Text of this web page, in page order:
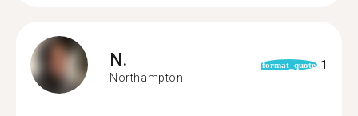
N.
Northampton
format_quote 1